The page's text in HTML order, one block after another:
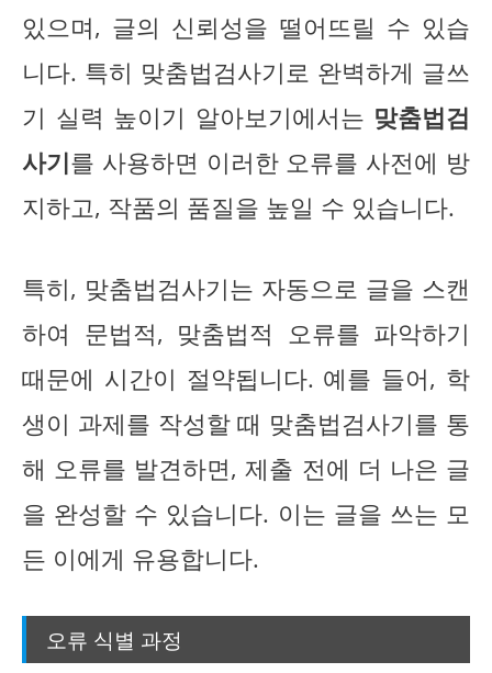
있으며, 글의 신뢰성을 떨어뜨릴 수 있습
니다. 특히 맞춤법검사기로 완벽하게 글쓰
기 실력 높이기 알아보기에서는 맞춤법검
사기를 사용하면 이러한 오류를 사전에 방
지하고, 작품의 품질을 높일 수 있습니다.
특히, 맞춤법검사기는 자동으로 글을 스캔
하여 문법적, 맞춤법적 오류를 파악하기
때문에 시간이 절약됩니다. 예를 들어, 학
생이 과제를 작성할 때 맞춤법검사기를 통
해 오류를 발견하면, 제출 전에 더 나은 글
을 완성할 수 있습니다. 이는 글을 쓰는 모
든 이에게 유용합니다.
오류 식별 과정